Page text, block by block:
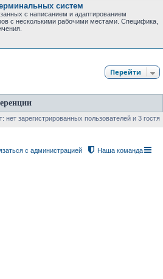
систем
с написанием и адаптированием
с несколькими рабочими местами. Специфика,
Перейти
зарегистрированных пользователей и 3 гостя
Наша команда
с администрацией